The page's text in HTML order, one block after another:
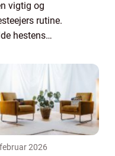
vigtig og
rutine.
hestens
opdage og
2026